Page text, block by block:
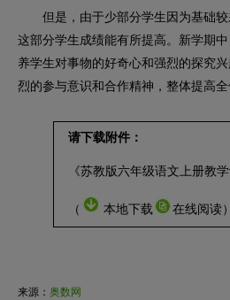
但是，由于少部分学生因为基础较
这部分学生成绩能有所提高。新学期
养学生对事物的好奇心和强烈的探究
烈的参与意识和合作精神，整体提高全
请下载附件：
《苏教版六年级语文上册教学
（ 本地下载 在线阅读）
来源： 奥数网